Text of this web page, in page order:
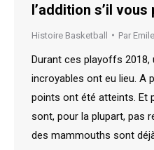
l’addition s’il
Histoire Basketball Par
Durant ces playoffs
incroyables ont eu lieu. A
points ont été atteints. Et
sont, pour la plupart, pas
des mammouths sont